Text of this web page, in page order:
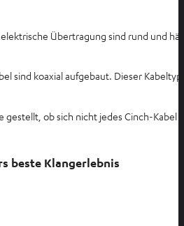
Übertragung sind rund und
sind koaxial aufgebaut. Dieser
gestellt, ob sich nicht jedes Cinch-
beste Klangerlebnis